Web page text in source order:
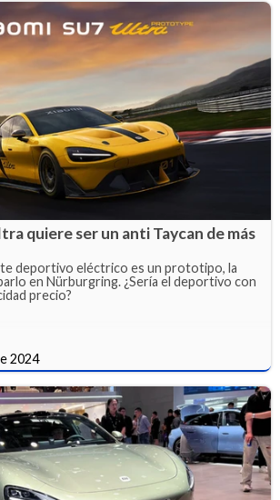
quiere ser un anti Taycan de más
deportivo eléctrico es un prototipo, la
en Nürburgring. ¿Sería el deportivo con
precio?
2024